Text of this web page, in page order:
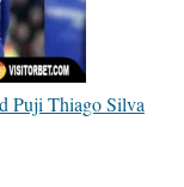
Puji Thiago Silva